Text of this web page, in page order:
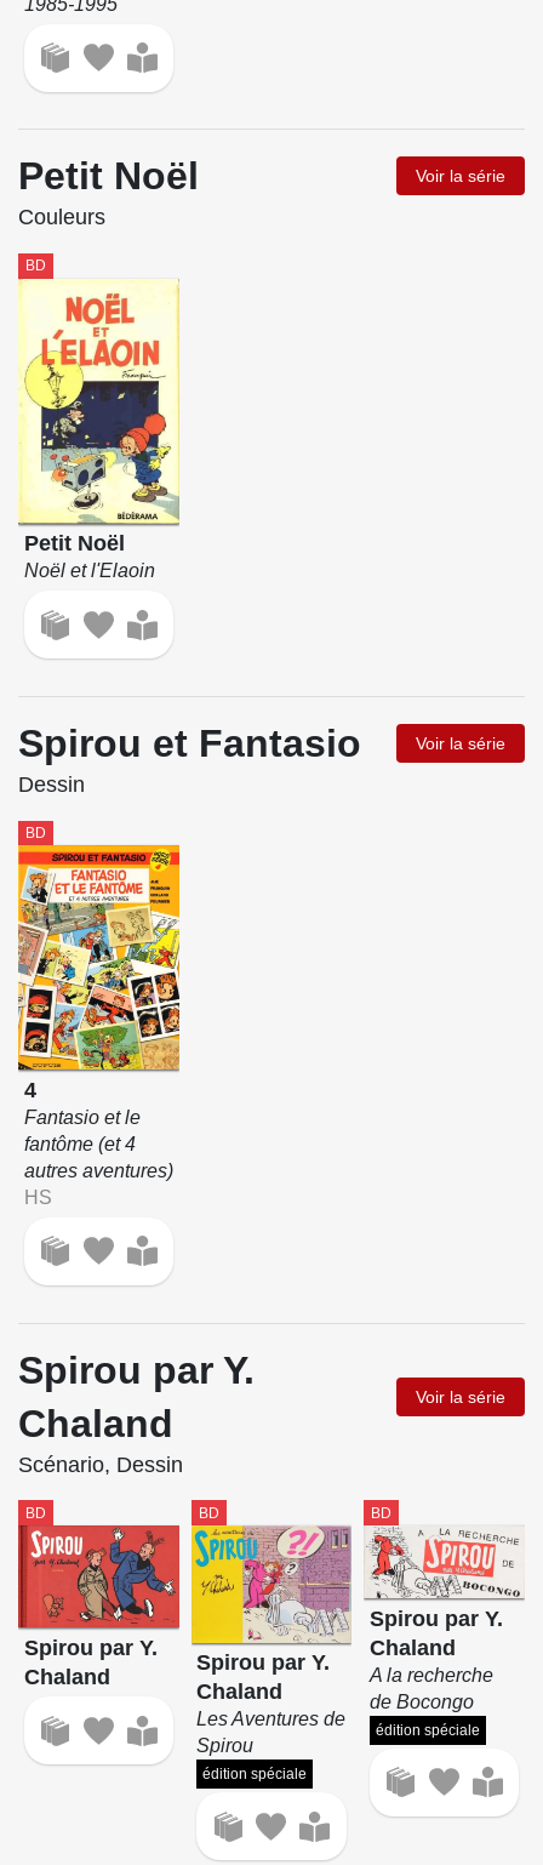
Petit Noël Voir la série
Couleurs
BD
Petit Noël
Noël et l'Elaoin
Spirou et Fantasio Voir la série
Dessin
BD
4
Fantasio et le
fantôme (et 4
autres aventures)
HS
Spirou par Y.
Chaland
Voir la série
Scénario, Dessin
BD
Spirou par Y.
Chaland
BD
Spirou par Y.
Chaland
Les Aventures de
Spirou
édition spéciale
BD
Spirou par Y.
Chaland
A la recherche
de Bocongo
édition spéciale